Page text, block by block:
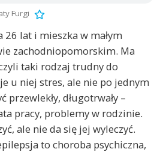
Furgi
lat i mieszka w małym
zachodniopomorskim. Ma
taki rodzaj trudny do
u niej stres, ale nie po jednym
długotrwały –
pracy, problemy w rodzinie.
ale nie da się jej wyleczyć.
to choroba psychiczna,